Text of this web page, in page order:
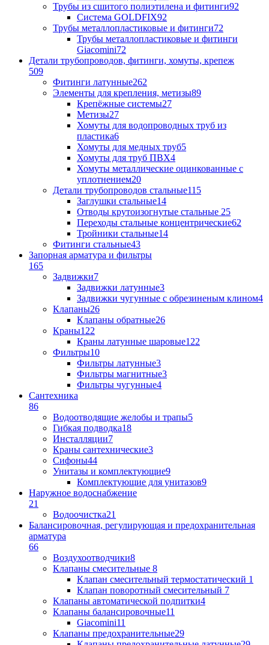
Трубы из сшитого полиэтилена и фитинги92
Система GOLDFIX92
Трубы металлопластиковые и фитинги72
Трубы металлопластиковые и фитинги
Giacomini72
Детали трубопроводов, фитинги, хомуты, крепеж
509
Фитинги латунные262
Элементы для крепления, метизы89
Крепёжные системы27
Метизы27
Хомуты для водопроводных труб из
пластика6
Хомуты для медных труб5
Хомуты для труб ПВХ4
Хомуты металлические оцинкованные с
уплотнением20
Детали трубопроводов стальные115
Заглушки стальные14
Отводы крутоизогнутые стальные 25
Переходы стальные концентрические62
Тройники стальные14
Фитинги стальные43
Запорная арматура и фильтры
165
Задвижки7
Задвижки латунные3
Задвижки чугунные с обрезиненым клином4
Клапаны26
Клапаны обратные26
Краны122
Краны латунные шаровые122
Фильтры10
Фильтры латунные3
Фильтры магнитные3
Фильтры чугунные4
Сантехника
86
Водоотводящие желобы и трапы5
Гибкая подводка18
Инсталляции7
Краны сантехнические3
Сифоны44
Унитазы и комплектующие9
Комплектующие для унитазов9
Наружное водоснабжение
21
Водоочистка21
Балансировочная, регулирующая и предохранительная
арматура
66
Воздухоотводчики8
Клапаны cмесительные 8
Клапан cмесительный термостатический 1
Клапан поворотный cмесительный 7
Клапаны автоматической подпитки4
Клапаны балансировочные11
Giacomini11
Клапаны предохранительные29